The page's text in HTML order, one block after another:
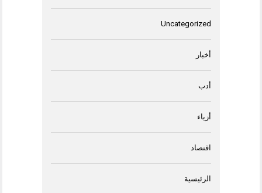
Uncategorized
أخبار
أدب
أزياء
اقتصاد
الرئيسية